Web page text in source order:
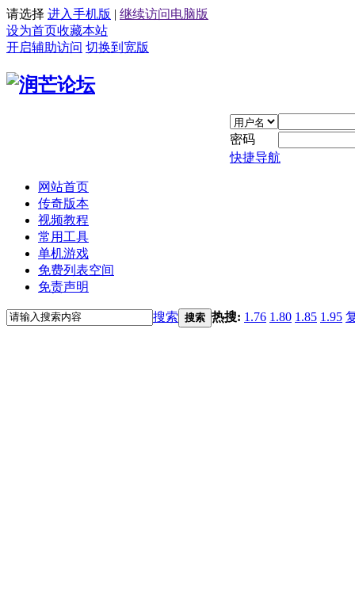
请选择 进入手机版 | 继续访问电脑版
设为首页收藏本站
开启辅助访问 切换到宽版
密码
快捷导航
网站首页
传奇版本
视频教程
常用工具
单机游戏
免费列表空间
免责声明
搜索 搜索 热搜: 1.76 1.80 1.85 1.95